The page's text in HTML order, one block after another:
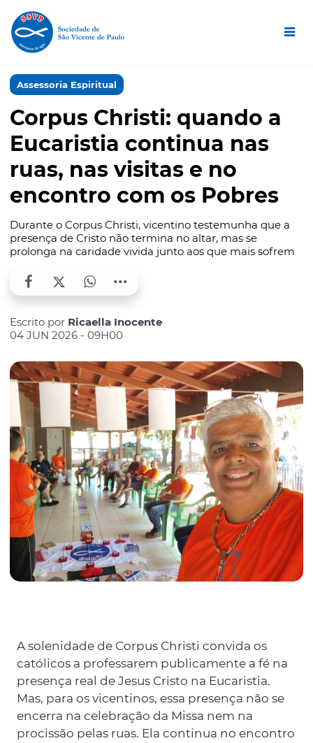
Assessoria Espiritual
Corpus Christi: quando a
Eucaristia continua nas
ruas, nas visitas e no
encontro com os Pobres
Durante o Corpus Christi, vicentino testemunha que a
presença de Cristo não termina no altar, mas se
prolonga na caridade vivida junto aos que mais sofrem
Escrito por Ricaella Inocente
04 JUN 2026 - 09H00
A solenidade de Corpus Christi convida os
católicos a professarem publicamente a fé na
presença real de Jesus Cristo na Eucaristia.
Mas, para os vicentinos, essa presença não se
encerra na celebração da Missa nem na
procissão pelas ruas. Ela continua no encontro